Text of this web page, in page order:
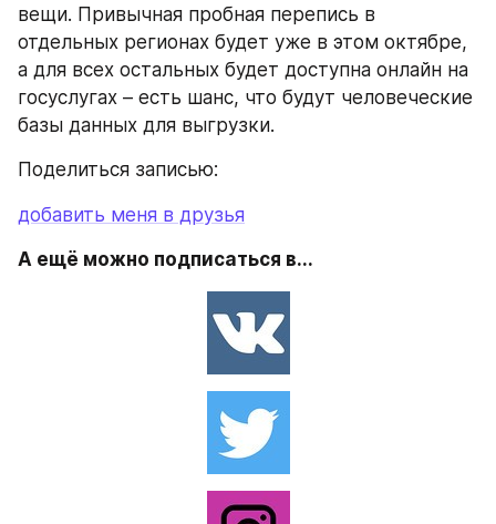
вещи. Привычная пробная перепись в
отдельных регионах будет уже в этом октябре,
а для всех остальных будет доступна онлайн на
госуслугах – есть шанс, что будут человеческие
базы данных для выгрузки.
Поделиться записью:
добавить меня в друзья
А ещё можно подписаться в...